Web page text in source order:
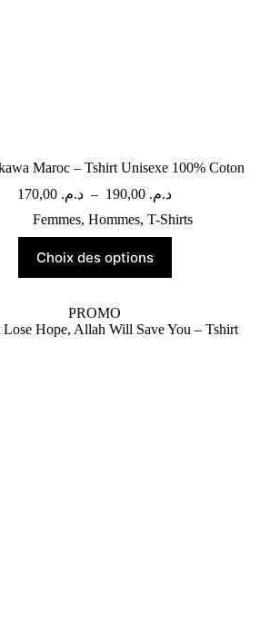
Maroc – Tshirt Unisexe 100% Coton
د.م. – د.م.
Femmes, Hommes, T-Shirts
Choix des options
PROMO